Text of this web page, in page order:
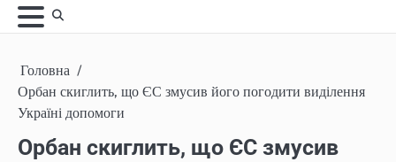
Skip
to
Головна
Орбан скиглить, що ЄС змусив його погодити виділення
Україні допомоги
Орбан скиглить, що ЄС змусив